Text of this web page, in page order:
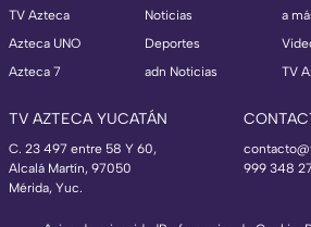
TV Azteca
Azteca UNO
Azteca 7
Noticias
Deportes
adn Noticias
a
TV
TV AZTECA YUCATÁN
C. 23 497 entre 58 Y 60,
Alcalá Martín, 97050
Mérida, Yuc.
999 348